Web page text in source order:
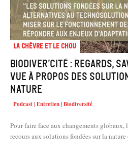
La chèvre et le chou
Biodiver’cité : regards,
vue à propos des
nature
Podcast | Entretien | Biodiversité
Pour faire face aux changements
recours aux solutions fondées sur la